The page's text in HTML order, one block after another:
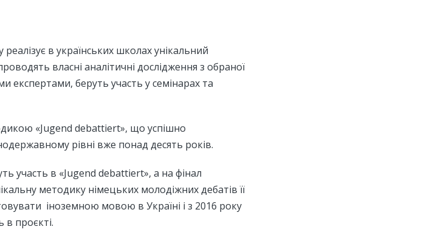
в українських школах унікальний
власні аналітичні дослідження з обраної
експертами, беруть участь у семінарах та
«Jugend debattiert», що успішно
рівні вже понад десять років.
участь в «Jugend debattiert», а на фінал
методику німецьких молодіжних дебатів її
іноземною мовою в Україні і з 2016 року
в проєкті.